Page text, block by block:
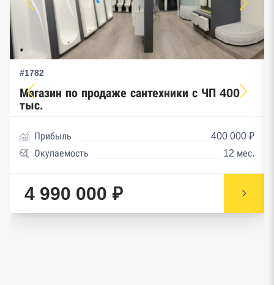
#1782
Магазин по продаже сантехники с ЧП 400
тыс.
Прибыль
400 000 ₽
Окупаемость
12 мес.
4 990 000 ₽